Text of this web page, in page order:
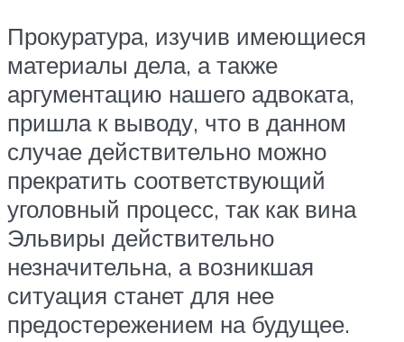
Прокуратура, изучив имеющиеся
материалы дела, а также
аргументацию нашего адвоката,
пришла к выводу, что в данном
случае действительно можно
прекратить соответствующий
уголовный процесс, так как вина
Эльвиры действительно
незначительна, а возникшая
ситуация станет для нее
предостережением на будущее.